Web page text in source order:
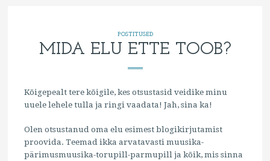
POSTITUSED
MIDA ELU ETTE TOOB?
Kõigepealt tere kõigile, kes otsustasid veidike minu
uuele lehele tulla ja ringi vaadata! Jah, sina ka!
Olen otsustanud oma elu esimest blogikirjutamist
proovida. Teemad ikka arvatavasti muusika-
pärimusmuusika-torupill-parmupill ja kõik, mis sinna